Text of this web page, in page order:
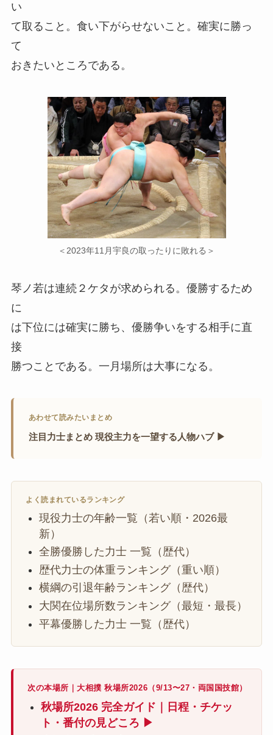
い
て取ること。食い下がらせないこと。確実に勝っ
て
おきたいところである。
＜2023年11月宇良の取ったりに敗れる＞
琴ノ若は連続２ケタが求められる。優勝するため
に
は下位には確実に勝ち、優勝争いをする相手に直
接
勝つことである。一月場所は大事になる。
あわせて読みたいまとめ
注目力士まとめ 現役主力を一望する人物ハブ ▶
よく読まれているランキング
現役力士の年齢一覧（若い順・2026最
新）
全勝優勝した力士 一覧（歴代）
歴代力士の体重ランキング（重い順）
横綱の引退年齢ランキング（歴代）
大関在位場所数ランキング（最短・最長）
平幕優勝した力士 一覧（歴代）
次の本場所｜大相撲 秋場所2026（9/13〜27・両国国技館）
秋場所2026 完全ガイド｜日程・チケッ
ト・番付の見どころ ▶